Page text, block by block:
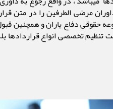
مرضی الطرفین را در متن
حقوقی دفاع یاران و همچنین
تنظیم تخصصی انواع